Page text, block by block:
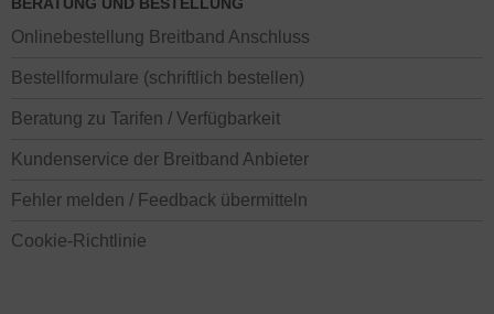
Onlinebestellung Breitband Anschluss
Bestellformulare (schriftlich bestellen)
Beratung zu Tarifen / Verfügbarkeit
Kundenservice der Breitband Anbieter
Fehler melden / Feedback übermitteln
Cookie-Richtlinie